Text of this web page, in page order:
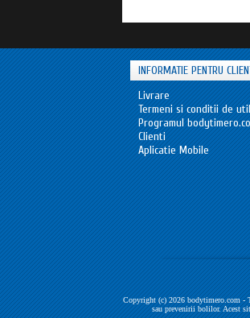
INFORMATIE PENTRU
Livrare
Termeni si conditii de
Programul
Clienti
Aplicatie Mobile
Copyright (c) 2026 bodytimero.com -
sau prevenirii bolilor. Acest